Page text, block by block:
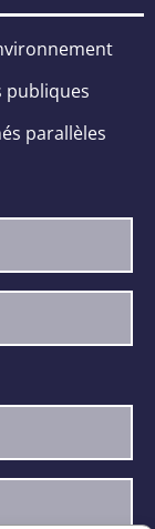
publiques
parallèles